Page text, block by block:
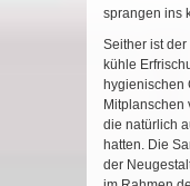
sprangen ins
Seither ist
kühle
hygienischen
Mitplanschen
die natürlich
hatten. Die
der